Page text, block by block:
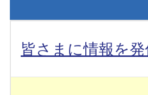
皆さまに情報を